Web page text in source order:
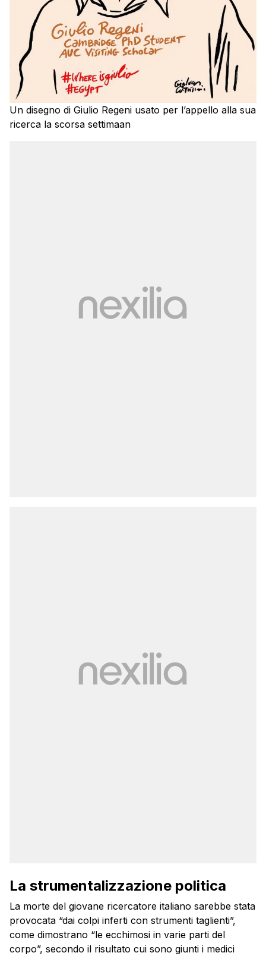
Un disegno di Giulio Regeni usato per l’appello alla sua
ricerca la scorsa settimaan
La strumentalizzazione politica
La morte del giovane ricercatore italiano sarebbe stata
provocata “dai colpi inferti con strumenti taglienti”,
come dimostrano “le ecchimosi in varie parti del
corpo”, secondo il risultato cui sono giunti i medici